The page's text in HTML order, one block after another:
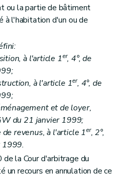
morales autres que les sociétés de logement de service public
Des aides au logement
2 Des conditions d'octroi et du calcul des aides
ou la partie de bâtiment
l'habitation d'un ou de
à l'article 1er, 4°, de
à l'article 1er, 4°, de
et de loyer,
du 21 janvier 1999;
revenus, à l'article 1er, 2°,
1999.
la Cour d'arbitrage du
recours en annulation de ce